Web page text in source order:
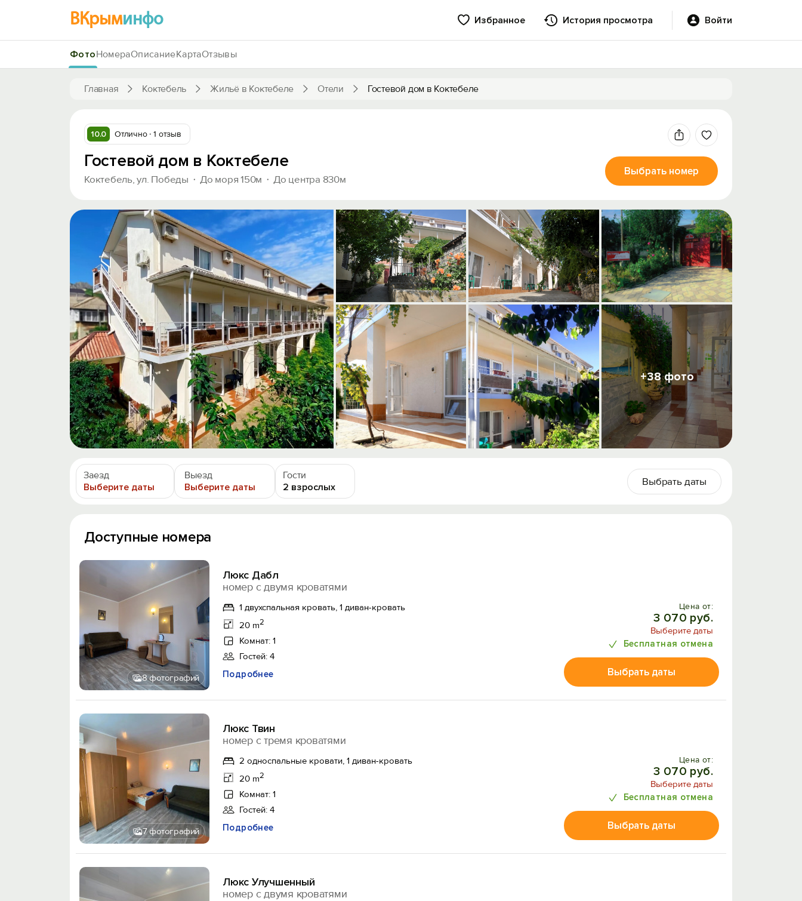
ВКрыминфо Избранное История просмотра Войти
Главная Коктебель Жильё в Коктебеле Отели Гостевой дом в Коктебеле
ФотоНомераОписаниеКартаОтзывы
+38 фото
10.0 Отлично 1 отзыв
Гостевой дом в Коктебеле
Коктебель, ул. Победы До моря 150м До центра 830м
Выбрать номер
Заезд
Выберите даты
Выезд
Выберите даты
Гости
2 взрослых
Выбрать даты
Доступные номера
8 фотографий
Люкс Дабл
номер с двумя кроватями
1 двухспальная кровать, 1 диван-кровать
20 m2
Комнат: 1
Гостей: 4
Подробнее
Цена от:
3 070 руб.
Выберите даты
Бесплатная отмена
Выбрать даты
7 фотографий
Люкс Твин
номер с тремя кроватями
2 односпальные кровати, 1 диван-кровать
20 m2
Комнат: 1
Гостей: 4
Подробнее
Цена от:
3 070 руб.
Выберите даты
Бесплатная отмена
Выбрать даты
Люкс Улучшенный
номер с двумя кроватями